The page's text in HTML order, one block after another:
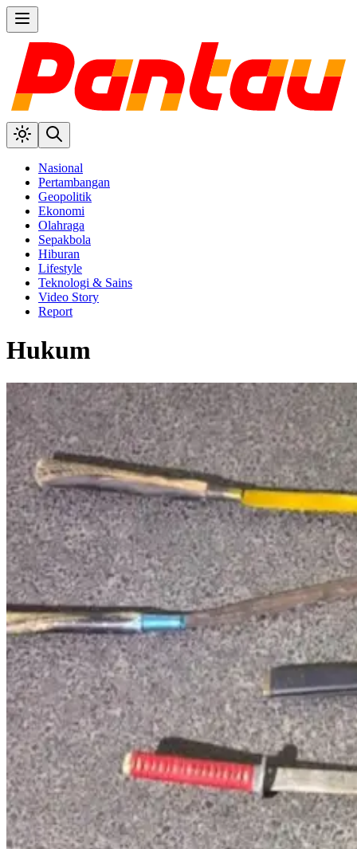
Nasional
Pertambangan
Geopolitik
Ekonomi
Olahraga
Sepakbola
Hiburan
Lifestyle
Teknologi & Sains
Video Story
Report
Hukum